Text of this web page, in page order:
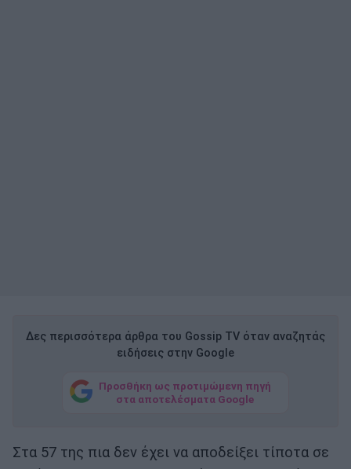
Δες περισσότερα άρθρα του Gossip TV όταν αναζητάς
ειδήσεις στην Google
Προσθήκη ως προτιμώμενη πηγή
στα αποτελέσματα Google
Στα 57 της πια δεν έχει να αποδείξει τίποτα σε